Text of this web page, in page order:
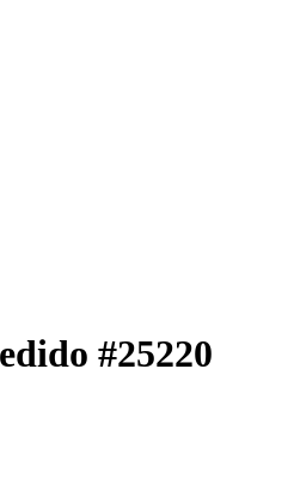
#25220